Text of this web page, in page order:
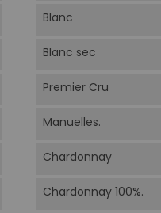
Blanc
Blanc sec
Premier Cru
Manuelles.
Chardonnay
Chardonnay 100%.